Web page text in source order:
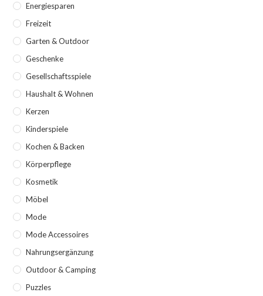
Energiesparen
Freizeit
Garten & Outdoor
Geschenke
Gesellschaftsspiele
Haushalt & Wohnen
Kerzen
Kinderspiele
Kochen & Backen
Körperpflege
Kosmetik
Möbel
Mode
Mode Accessoires
Nahrungsergänzung
Outdoor & Camping
Puzzles